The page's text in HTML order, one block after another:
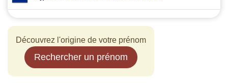
Découvrez l'origine de votre prénom
Rechercher un prénom